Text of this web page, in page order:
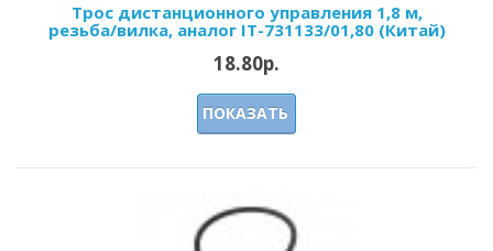
Трос дистанционного управления 1,8 м,
резьба/вилка, аналог IT-731133/01,80 (Китай)
18.80р.
ПОКАЗАТЬ